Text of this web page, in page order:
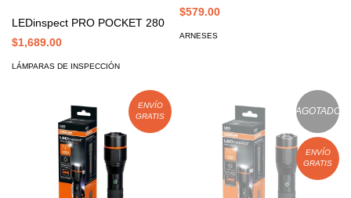
LEDinspect PRO POCKET 280
$1,689.00
LÁMPARAS DE INSPECCIÓN
$579.00
ARNESES
ENVÍO
GRATIS
AGOTADO
ENVÍO
GRATIS